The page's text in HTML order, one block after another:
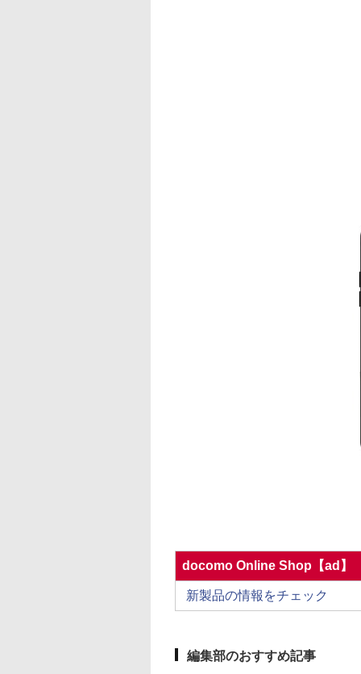
docomo Online Shop【ad】
新製品の情報をチェック
編集部のおすすめ記事